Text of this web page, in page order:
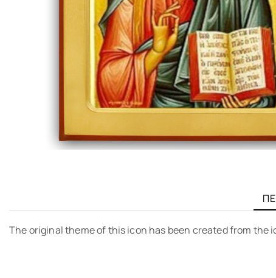
The original theme of this icon has been created from the